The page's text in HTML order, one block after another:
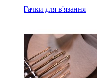
Гачки для в'язання